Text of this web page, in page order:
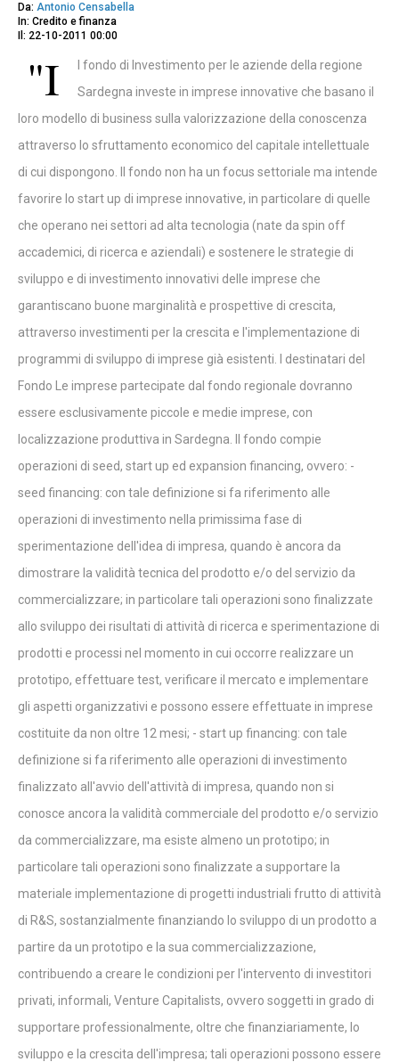
Da: Antonio Censabella
In: Credito e finanza
Il: 22-10-2011 00:00
"I
l fondo di Investimento per le aziende della regione
Sardegna investe in imprese innovative che basano il
loro modello di business sulla valorizzazione della conoscenza
attraverso lo sfruttamento economico del capitale intellettuale
di cui dispongono. Il fondo non ha un focus settoriale ma intende
favorire lo start up di imprese innovative, in particolare di quelle
che operano nei settori ad alta tecnologia (nate da spin off
accademici, di ricerca e aziendali) e sostenere le strategie di
sviluppo e di investimento innovativi delle imprese che
garantiscano buone marginalità e prospettive di crescita,
attraverso investimenti per la crescita e l'implementazione di
programmi di sviluppo di imprese già esistenti. I destinatari del
Fondo Le imprese partecipate dal fondo regionale dovranno
essere esclusivamente piccole e medie imprese, con
localizzazione produttiva in Sardegna. Il fondo compie
operazioni di seed, start up ed expansion financing, ovvero: -
seed financing: con tale definizione si fa riferimento alle
operazioni di investimento nella primissima fase di
sperimentazione dell'idea di impresa, quando è ancora da
dimostrare la validità tecnica del prodotto e/o del servizio da
commercializzare; in particolare tali operazioni sono finalizzate
allo sviluppo dei risultati di attività di ricerca e sperimentazione di
prodotti e processi nel momento in cui occorre realizzare un
prototipo, effettuare test, verificare il mercato e implementare
gli aspetti organizzativi e possono essere effettuate in imprese
costituite da non oltre 12 mesi; - start up financing: con tale
definizione si fa riferimento alle operazioni di investimento
finalizzato all'avvio dell'attività di impresa, quando non si
conosce ancora la validità commerciale del prodotto e/o servizio
da commercializzare, ma esiste almeno un prototipo; in
particolare tali operazioni sono finalizzate a supportare la
materiale implementazione di progetti industriali frutto di attività
di R&S, sostanzialmente finanziando lo sviluppo di un prodotto a
partire da un prototipo e la sua commercializzazione,
contribuendo a creare le condizioni per l'intervento di investitori
privati, informali, Venture Capitalists, ovvero soggetti in grado di
supportare professionalmente, oltre che finanziariamente, lo
sviluppo e la crescita dell'impresa; tali operazioni possono essere